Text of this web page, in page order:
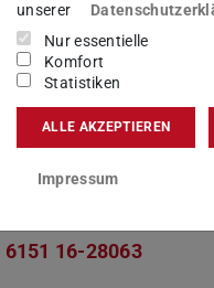
(BNE)
...
6151 16-28063
unserer
Nur essentielle
Komfort
Statistiken
ALLE AKZEPTIEREN
Impressum